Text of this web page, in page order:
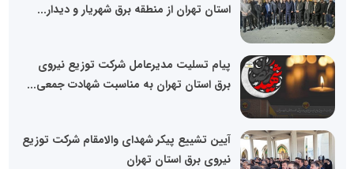
استان تهران از منطقه برق شهریار و دیدار...
پیام تسلیت مدیرعامل شرکت توزیع نیروی
برق استان تهران به مناسبت شهادت جمعی...
آیین تشییع پیکر شهدای والا‌مقام شرکت توزیع
نیروی برق استان تهران